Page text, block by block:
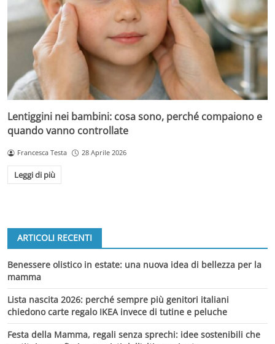
Lentiggini nei bambini: cosa sono, perché compaiono e
quando vanno controllate
Francesca Testa 28 Aprile 2026
Leggi di più
ARTICOLI RECENTI
Benessere olistico in estate: una nuova idea di bellezza per la
mamma
Lista nascita 2026: perché sempre più genitori italiani
chiedono carte regalo IKEA invece di tutine e peluche
Festa della Mamma, regali senza sprechi: idee sostenibili che